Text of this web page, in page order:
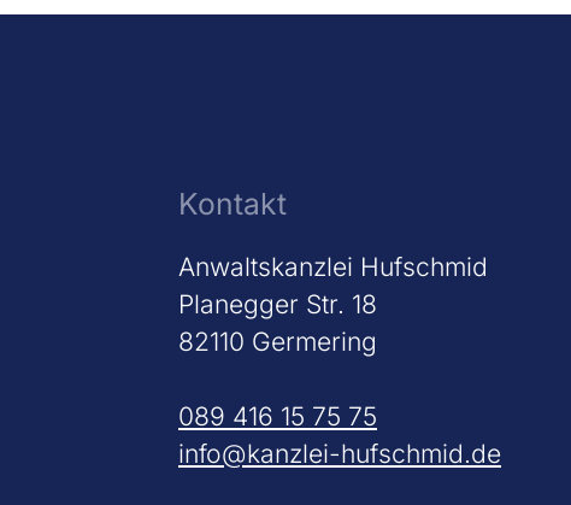
Kontakt
Anwaltskanzlei Hufschmid
Planegger Str. 18
82110 Germering
089 416 15 75 75
info@kanzlei-hufschmid.de